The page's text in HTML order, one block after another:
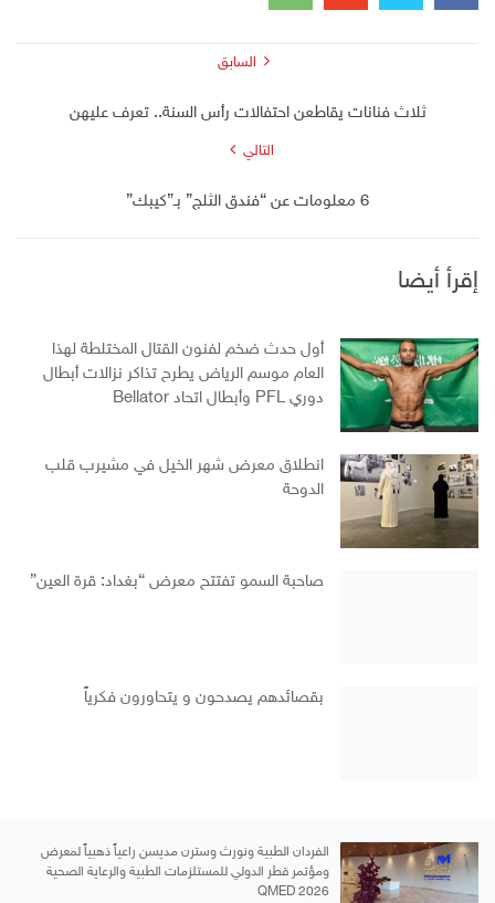
السابق
ثلاث فنانات يقاطعن احتفالات رأس السنة.. تعرف عليهن
التالي
6 معلومات عن “فندق الثلج” بـ”كيبك”
إقرأ أيضا
أول حدث ضخم لفنون القتال المختلطة لهذا
العام موسم الرياض يطرح تذاكر نزالات أبطال
دوري PFL وأبطال اتحاد Bellator
انطلاق معرض شهر الخيل في مشيرب قلب
الدوحة
صاحبة السمو تفتتح معرض “بغداد: قرة العين”
بقصائدهم يصدحون و يتحاورون فكرياً
الفردان الطبية ونورث وسترن مديسن راعياً ذهبياً لمعرض
ومؤتمر قطر الدولي للمستلزمات الطبية والرعاية الصحية
QMED 2026